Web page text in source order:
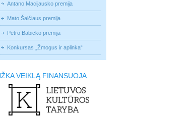
Antano Macijausko premija
Mato Šalčiaus premija
Petro Babicko premija
Konkursas „Žmogus ir aplinka“
VEIKLĄ FINANSUOJA